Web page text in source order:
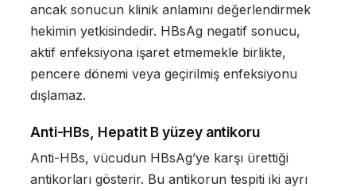
ancak sonucun klinik anlamını değerlendirmek
hekimin yetkisindedir. HBsAg negatif sonucu,
aktif enfeksiyona işaret etmemekle birlikte,
pencere dönemi veya geçirilmiş enfeksiyonu
dışlamaz.
Anti-HBs, Hepatit B yüzey antikoru
Anti-HBs, vücudun HBsAg’ye karşı ürettiği
antikorları gösterir. Bu antikorun tespiti iki ayrı